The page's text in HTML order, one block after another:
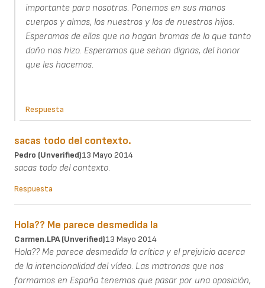
importante para nosotras. Ponemos en sus manos
cuerpos y almas, los nuestros y los de nuestros hijos.
Esperamos de ellas que no hagan bromas de lo que tanto
daño nos hizo. Esperamos que sehan dignas, del honor
que les hacemos.
Respuesta
sacas todo del contexto.
Pedro (unverified)13 Mayo 2014
sacas todo del contexto.
Respuesta
Hola?? Me parece desmedida la
Carmen.LPA (unverified)13 Mayo 2014
Hola?? Me parece desmedida la crítica y el prejuicio acerca
de la intencionalidad del vídeo. Las matronas que nos
formamos en España tenemos que pasar por una oposición,